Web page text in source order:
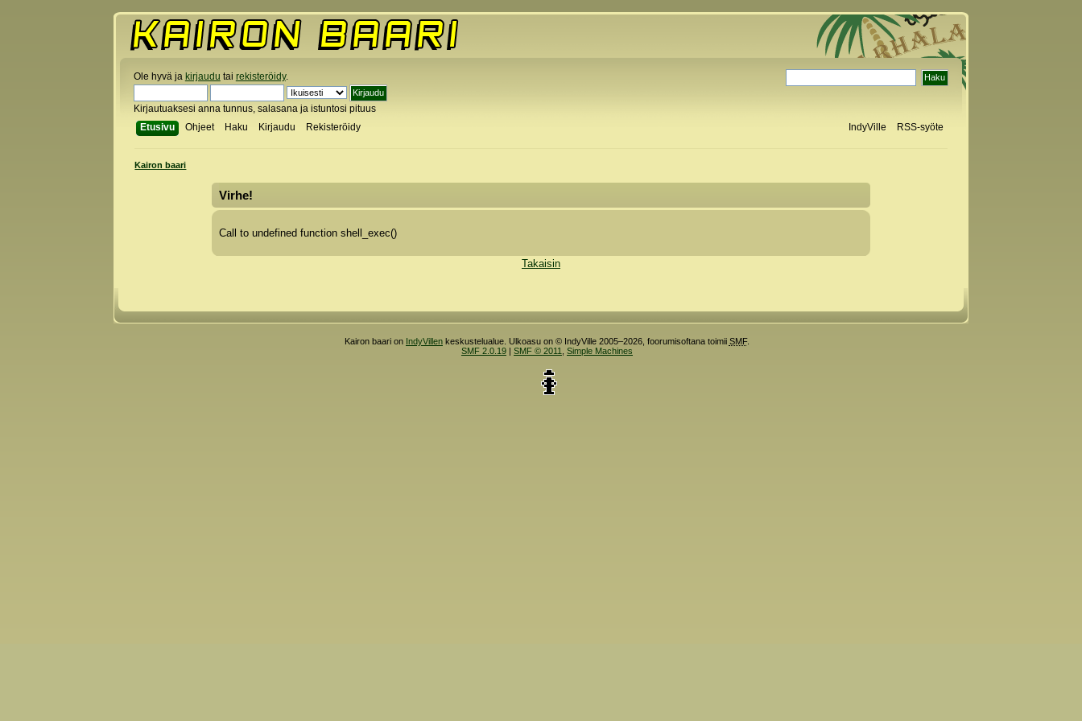
Ole hyvä ja kirjaudu tai rekisteröidy.
Kirjautuaksesi anna tunnus, salasana ja istuntosi pituus
Etusivu
Ohjeet Haku Kirjaudu Rekisteröidy IndyVille RSS-syöte
Kairon baari
Virhe!
Call to undefined function shell_exec()
Takaisin
Kairon baari on IndyVillenkeskustelualue. Ulkoasu on © IndyVille 2005–2026, foorumisoftana toimii SMF.
SMF 2.0.19| SMF © 2011 Simple Machines